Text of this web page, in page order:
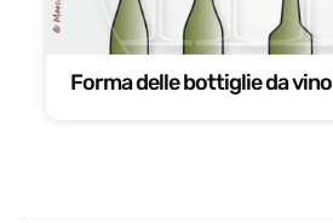
Forma delle bottiglie da vino